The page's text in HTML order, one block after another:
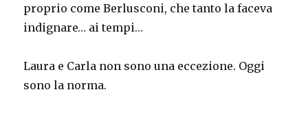
proprio come Berlusconi, che tanto la faceva
indignare… ai tempi…
Laura e Carla non sono una eccezione. Oggi
sono la norma.